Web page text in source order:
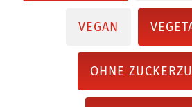
VEGAN
OHNE